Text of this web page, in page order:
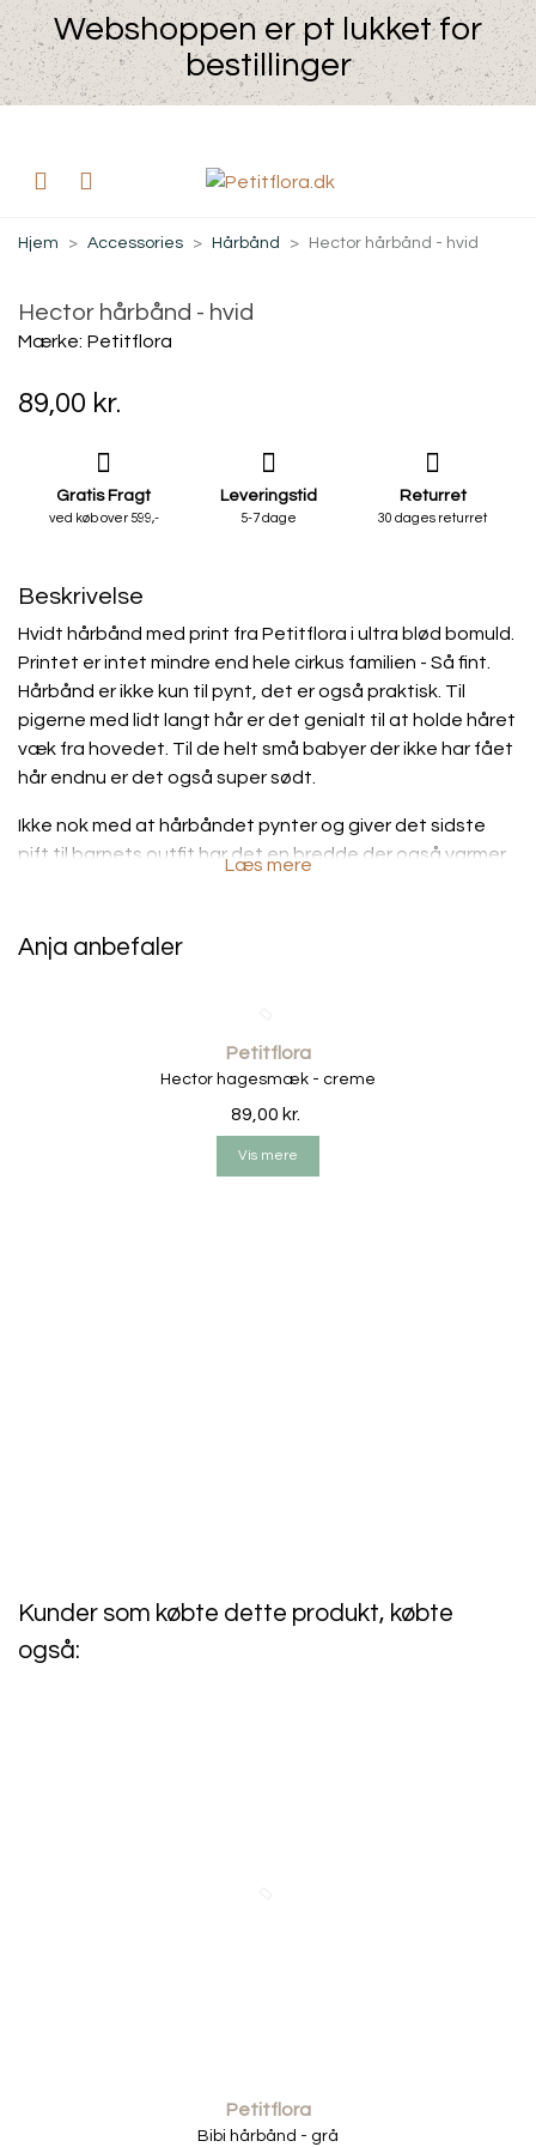
Webshoppen er pt lukket for
bestillinger
Hjem > Accessories > Hårbånd > Hector hårbånd - hvid
Hector hårbånd - hvid
Mærke: Petitflora
89,00 kr.
Gratis Fragt
ved køb over 599,-
Leveringstid
5-7 dage
Returret
30 dages returret
Beskrivelse
Hvidt hårbånd med print fra Petitflora i ultra blød bomuld.
Printet er intet mindre end hele cirkus familien - Så fint.
Hårbånd er ikke kun til pynt, det er også praktisk. Til
pigerne med lidt langt hår er det genialt til at holde håret
væk fra hovedet. Til de helt små babyer der ikke har fået
hår endnu er det også super sødt.
Ikke nok med at hårbåndet pynter og giver det sidste
pift til barnets outfit har det en bredde der også varmer
• 96% bomuld.
• Oekotex 100 certificeret.
• Farve: offhvid med cirkusprint i brune nuancer.
Læs mere
Anja anbefaler
Petitflora
Hector hagesmæk - creme
89,00 kr.
Vis mere
Kunder som købte dette produkt, købte
også:
Petitflora
Bibi hårbånd - grå